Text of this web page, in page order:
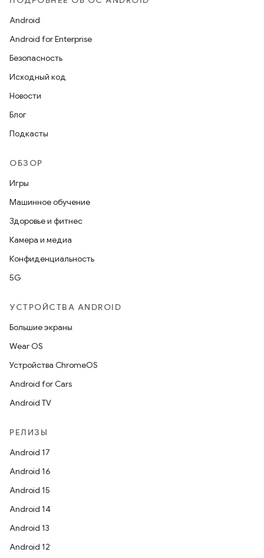
Android
Android for Enterprise
Безопасность
Исходный код
Новости
Блог
Подкасты
ОБЗОР
Игры
Машинное обучение
Здоровье и фитнес
Камера и медиа
Конфиденциальность
5G
УСТРОЙСТВА ANDROID
Большие экраны
Wear OS
Устройства ChromeOS
Android for Cars
Android TV
РЕЛИЗЫ
Android 17
Android 16
Android 15
Android 14
Android 13
Android 12